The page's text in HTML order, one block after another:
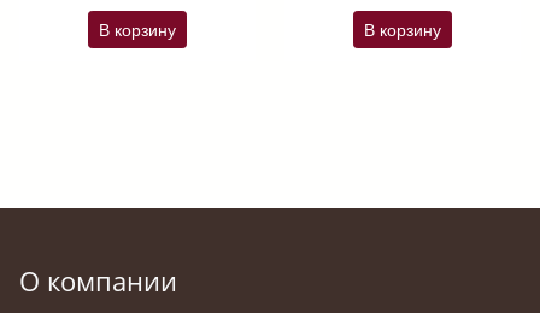
В корзину В корзину
О компании